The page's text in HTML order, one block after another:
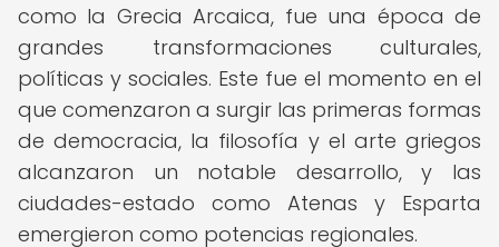
como la Grecia Arcaica, fue una época de
grandes transformaciones culturales,
políticas y sociales. Este fue el momento en el
que comenzaron a surgir las primeras formas
de democracia, la filosofía y el arte griegos
alcanzaron un notable desarrollo, y las
ciudades-estado como Atenas y Esparta
emergieron como potencias regionales.